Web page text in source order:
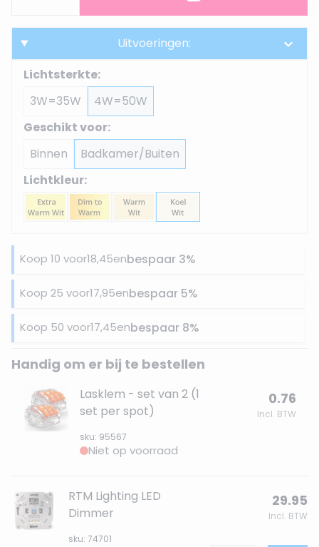
Uitvoeringen:
Lichtsterkte:
3W=35W
4W=50W
Geschikt voor:
Binnen
Badkamer/Buiten
Lichtkleur:
Koop 10 voor18,45enbespaar 3%
Koop 25 voor17,95enbespaar 5%
Koop 50 voor17,45enbespaar 8%
Handig om er bij te bestellen
Lasklem - set van 2 (1
set per spot)
sku: 95567
0.76
Incl. BTW
Niet op voorraad
RTM Lighting LED
Dimmer
sku: 74701
29.95
Incl. BTW